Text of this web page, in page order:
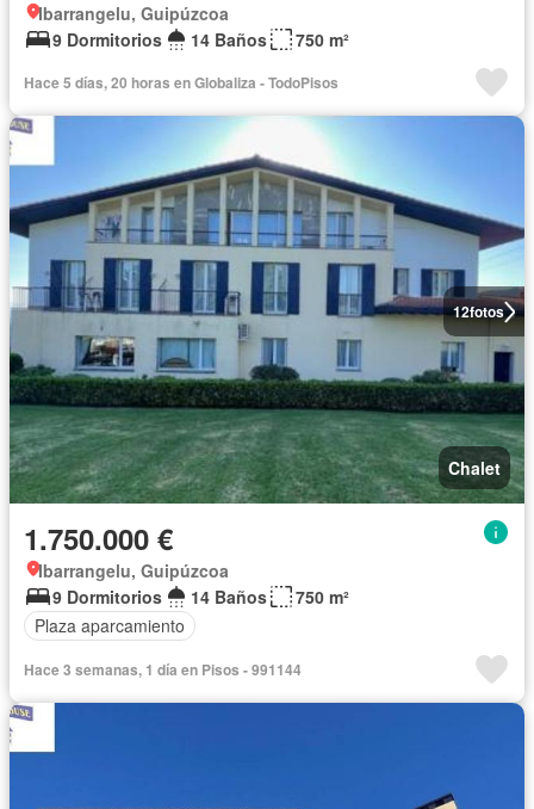
Ibarrangelu, Guipúzcoa
9 Dormitorios
14 Baños 750 m²
Hace 5 días, 20 horas en Globaliza - TodoPisos
12fotos
Chalet
1.750.000 €
Ibarrangelu, Guipúzcoa
9 Dormitorios
14 Baños
750 m²
Plaza aparcamiento
Hace 3 semanas, 1 día en Pisos - 991144